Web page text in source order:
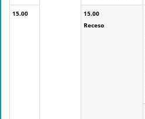
15.00
15.00
Receso